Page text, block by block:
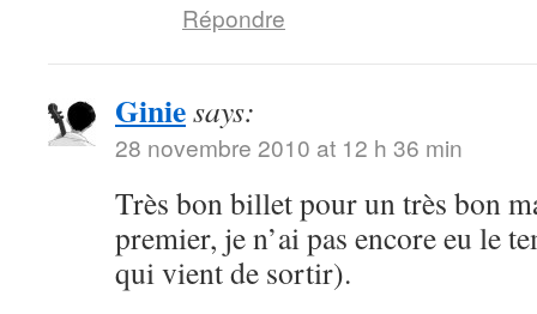
Répondre
Giniesays:
28 novembre 2010 at 12 h 36 min
Très bon billet pour un très bon
premier, je n’ai pas encore eu le
qui vient de sortir).